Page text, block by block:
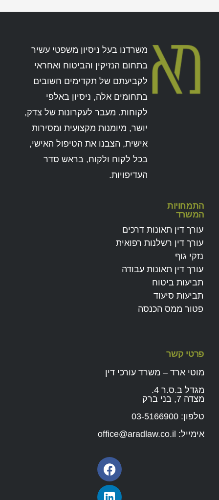
משרדנו בעל ניסיון משפטי עשיר
בתחום הנזיקין והביטוח ואחראי
לקביעתם של תקדימים חשובים
בתחומים אלה, ניסיון באלפי
לקוחות. מעבר לעקרונות של צדק,
יושר, מיומנות מקצועית ומסירות
אישית, הצבנו את הטיפול האישי,
בכל לקוח ולקוח, בראש סדר
העדיפויות.
התמחויות
המשרד
עורך דין תאונות דרכים
עורך דין רשלנות רפואית
נזקי גוף
עורך דין תאונות עבודה
תביעות ביטוח
תביעות סיעוד
פטור ממס הכנסה
פרטי קשר
מוטי ארד – משרד עורכי דין
מגדל ב.ס.ר 4.
מצדה 7, בני ברק
טלפון: 03-5166900
אימייל: office@aradlaw.co.il